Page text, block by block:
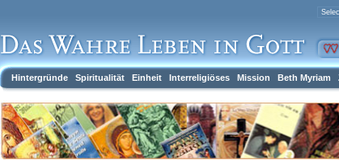
Hintergründe Spiritualität Einheit Interreligiöses Mission Beth Myriam